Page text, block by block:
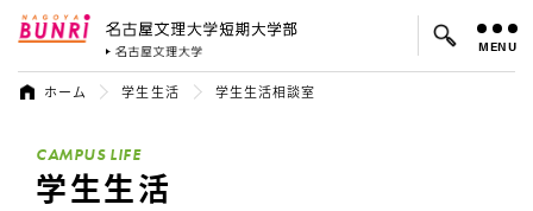
名古屋文理大学 短期大学部
よく検索されているキーワード：
MENU
ホーム 学生生活 学生生活相談室
CAMPUS LIFE
学生生活